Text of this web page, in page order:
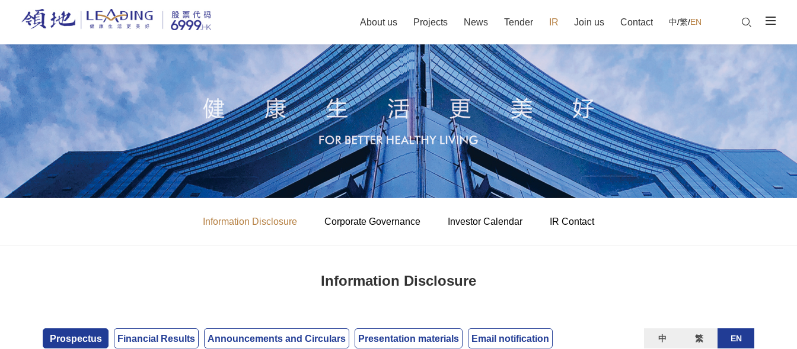
About us Projects News Tender IR Join us Contact 中/繁/EN
Information Disclosure Corporate Governance Investor Calendar IR Contact
Information Disclosure
Prospectus Financial Results Announcements and Circulars Presentation materials Email notification 中 繁 EN